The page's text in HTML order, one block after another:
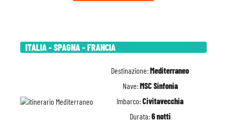
ITALIA - SPAGNA - FRANCIA
Destinazione:Mediterraneo
Nave:MSC Sinfonia
Imbarco:Civitavecchia
Durata:6 notti